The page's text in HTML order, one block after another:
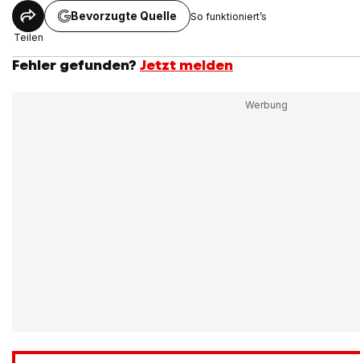
Teilen
Bevorzugte Quelle So funktioniert’s
Fehler gefunden? Jetzt melden